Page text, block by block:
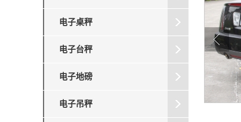
电子桌秤
电子台秤
电子地磅
电子吊秤